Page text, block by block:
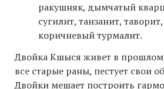
ракушняк, дымчатый
сугилит, танзанит,
коричневый турмалит.
Двойка Кшыся живет в
все старые раны, пестует свои
Двойки мешает построить